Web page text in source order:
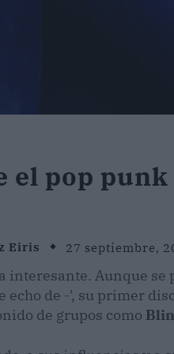
el pop punk
Eiris 27 septiembre,
interesante. Aunque se
echo de -', su primer
de grupos como